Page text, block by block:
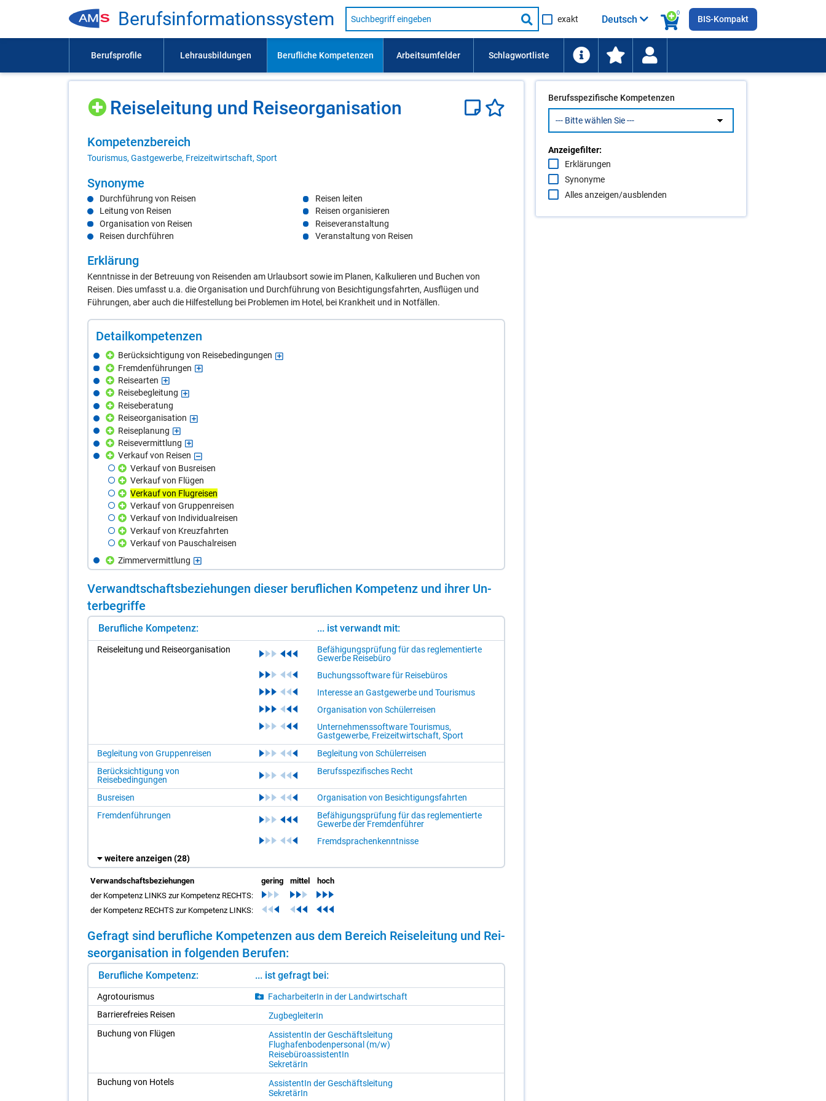
Be­rufs­in­for­ma­ti­ons­sys­tem
Suche
nach
Lehrausbildung,
usw.
Suche
starten
exakt
0
Deutsch BIS-Kompakt
Rei­se­lei­tung und Rei­se­or­ga­ni­sa­ti­on
Kom­pe­tenz­be­reich
Tourismus, Gastgewerbe, Freizeitwirtschaft, Sport
Syn­ony­me
Durchführung von Reisen
Leitung von Reisen
Organisation von Reisen
Reisen durchführen
Reisen leiten
Reisen organisieren
Reiseveranstaltung
Veranstaltung von Reisen
Er­klä­rung
Kenntnisse in der Betreuung von Reisenden am Urlaubsort sowie im Planen, Kalkulieren und Buchen von
Reisen. Dies umfasst u.a. die Organisation und Durchführung von Besichtigungsfahrten, Ausflügen und
Führungen, aber auch die Hilfestellung bei Problemen im Hotel, bei Krankheit und in Notfällen.
De­tail­kom­pe­ten­zen
Berücksichtigung von Reisebedingungen
Fremdenführungen
Reisearten
Reisebegleitung
Reiseberatung
Reiseorganisation
Reiseplanung
Reisevermittlung
Verkauf von Reisen
Verkauf von Busreisen
Verkauf von Flügen
Verkauf von Flugreisen
Verkauf von Gruppenreisen
Verkauf von Individualreisen
Verkauf von Kreuzfahrten
Verkauf von Pauschalreisen
Zimmervermittlung
Ver­wandt­schafts­be­zie­hun­gen die­ser be­ruf­li­chen Kom­pe­tenz und ih­rer Un­
ter­be­grif­fe
Berufliche Kompetenz: ... ist verwandt mit:
Rei­se­lei­tung und Rei­se­or­ga­ni­sa­ti­on
Befähigungsprüfung für das reglementierte
Gewerbe Reisebüro
Buchungssoftware für Reisebüros
Interesse an Gastgewerbe und Tourismus
Organisation von Schülerreisen
Unternehmenssoftware Tourismus,
Gastgewerbe, Freizeitwirtschaft, Sport
Begleitung von Gruppenreisen
Begleitung von Schülerreisen
Berücksichtigung von
Reisebedingungen
Berufsspezifisches Recht
Busreisen
Organisation von Besichtigungsfahrten
Fremdenführungen
Befähigungsprüfung für das reglementierte
Gewerbe der Fremdenführer
Fremdsprachenkenntnisse
weitere anzeigen(28)
Verwandschaftsbeziehungen gering mittel
hoch
der Kompetenz LINKS zur Kompetenz RECHTS:
der Kompetenz RECHTS zur Kompetenz LINKS:
Ge­fragt sind be­ruf­li­che Kom­pe­ten­zen aus dem Be­reich Rei­se­lei­tung und Rei­
se­or­ga­ni­sa­ti­on in fol­gen­den Be­ru­fen:
Berufliche Kompetenz: ... ist gefragt bei:
Agro­tou­ris­mus
Fach­ar­bei­te­rIn in der Land­wirt­schaft
Bar­rie­re­frei­es Rei­sen
Zug­be­glei­te­rIn
Bu­chung von Flü­gen
As­sis­ten­tIn der Ge­schäfts­lei­tung
Flug­ha­fen­bo­den­per­so­nal (m/​w)
Rei­se­bü­ro­as­sis­ten­tIn
Se­kre­tä­rIn
Bu­chung von Ho­tels
As­sis­ten­tIn der Ge­schäfts­lei­tung
Se­kre­tä­rIn
Berufsspezifische Kompetenzen
Anzeigefilter:
Erklärungen
Synonyme
Alles anzeigen/ausblenden